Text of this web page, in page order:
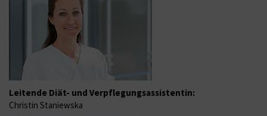
Leitende Diät- und Verpflegungsassistentin:
Christin Staniewska